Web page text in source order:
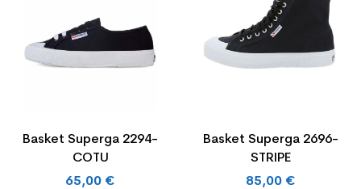
Basket Superga 2294-
COTU
65,00 €
Basket Superga 2696-
STRIPE
85,00 €